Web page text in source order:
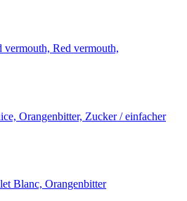
vermouth, Red vermouth,
Orangenbitter, Zucker / einfacher
Blanc, Orangenbitter